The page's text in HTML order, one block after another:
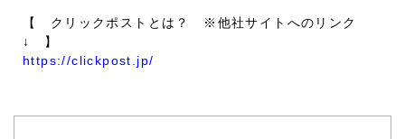
【 クリックポストとは？ ※他社サイトへのリンク
↓ 】
https://clickpost.jp/